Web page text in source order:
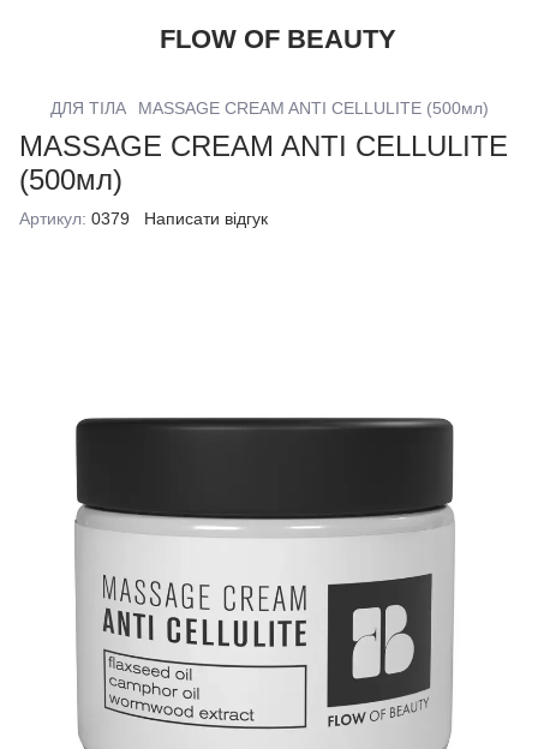
FLOW OF BEAUTY
ДЛЯ ТІЛА MASSAGE CREAM ANTI CELLULITE (500мл)
MASSAGE CREAM ANTI CELLULITE
(500мл)
Артикул: 0379 Написати відгук